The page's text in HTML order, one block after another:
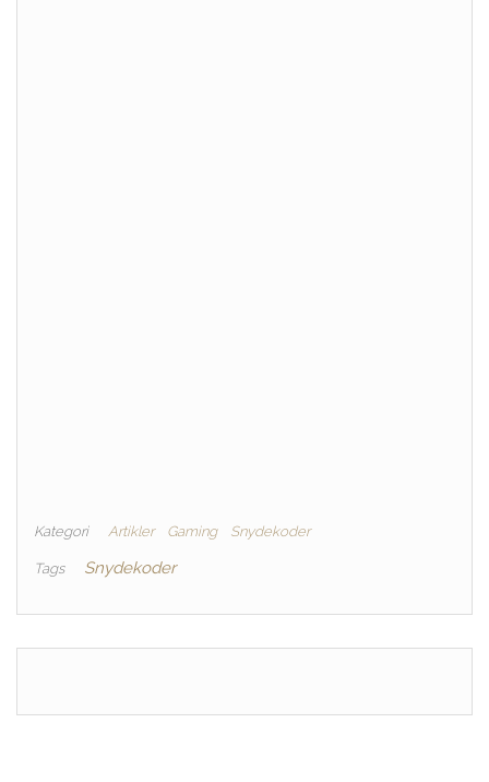
Kategori Artikler Gaming Snydekoder
Tags Snydekoder